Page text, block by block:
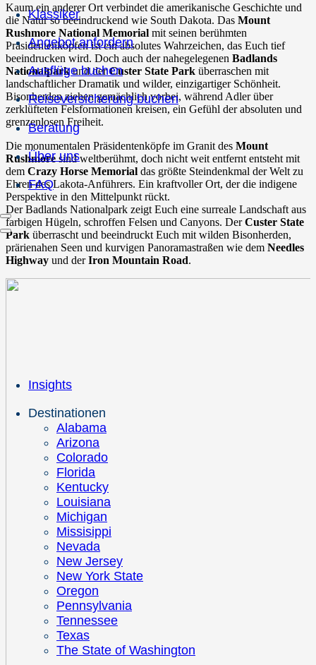
Klassiker
Angebot anfordern
Ausflüge buchen
Reiseversicherung buchen
Beratung
Über uns
FAQ
Insights
Destinationen
Alabama
Arizona
Colorado
Florida
Kentucky
Louisiana
Michigan
Missisippi
Nevada
New Jersey
New York State
Oregon
Pennsylvania
Tennessee
Texas
The State of Washington
Kaum ein anderer Ort verbindet die amerikanische Geschichte und
die Natur so beeindruckend wie South Dakota. Das Mount
Rushmore National Memorial mit seinen berühmten
Präsidentenköpfen ist ein absolutes Wahrzeichen, das Euch tief
beeindrucken wird. Doch auch der nahegelegenen Badlands
Nationalparkund derCuster State Park überraschen mit
landschaftlicher Dramatik und wilder, einzigartiger Schönheit.
Bisonherden ziehen gemächlich vorbei, während Adler über
zerklüfteten Felsformationen kreisen, ein Gefühl der absoluten und
grenzenlosen Freiheit.
Die monumentalen Präsidentenköpfe im Granit des Mount
Rushmoresind weltberühmt, doch nicht weit entfernt entsteht mit
dem Crazy Horse Memorial das größte Steindenkmal der Welt zu
Ehren des Lakota-Anführers. Ein kraftvoller Ort, der die indigene
Perspektive in den Mittelpunkt rückt.
Der Badlands Nationalpark zeigt Euch eine surreale Landschaft aus
farbigen Hügeln, schroffen Felsen und Canyons. DerCuster State
Park überrascht und beeindruckt Euch mit wilden Bisonherden,
prärienahen Seen und kurvigen Panoramastraßen wie dem Needles
Highway und derIron Mountain Road.